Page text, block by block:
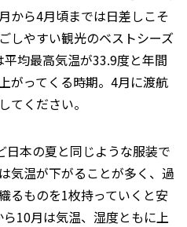
から4月頃までは日差しこそ
しやすい観光のベストシーズ
均最高気温が33.9度と年間
がってくる時期。4月に渡航
てください。
本の夏と同じような服装で
気温が下がることが多く、過
るものを1枚持っていくと安
10月は気温、湿度ともに上